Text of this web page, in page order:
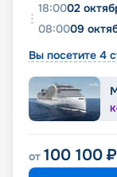
18:0002
08:0009
Вы посетите 4
от 100 100 ₽